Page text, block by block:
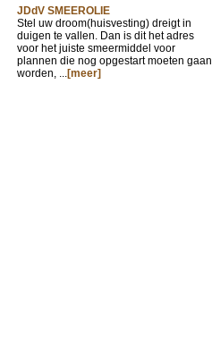
JDdV SMEEROLIE
Stel uw droom(huisvesting) dreigt in
duigen te vallen. Dan is dit het adres
voor het juiste smeermiddel voor
plannen die nog opgestart moeten gaan
worden, ...[meer]